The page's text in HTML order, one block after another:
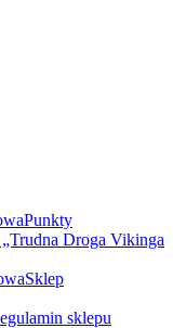
Punkty
Droga Vikinga
Sklep
sklepu